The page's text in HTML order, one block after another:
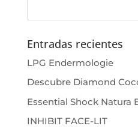
Entradas recientes
LPG Endermologie
Descubre Diamond
Essential Shock Natura
INHIBIT FACE-LIT